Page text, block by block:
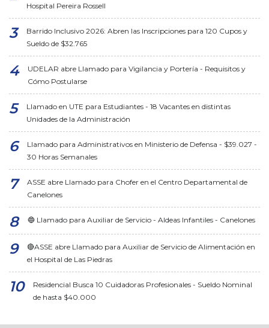
Hospital Pereira Rossell
Barrido Inclusivo 2026: Abren las Inscripciones para 120 Cupos y
Sueldo de $32.765
UDELAR abre Llamado para Vigilancia y Portería - Requisitos y
Cómo Postularse
Llamado en UTE para Estudiantes - 18 Vacantes en distintas
Unidades de la Administración
Llamado para Administrativos en Ministerio de Defensa - $39.027 -
30 Horas Semanales
ASSE abre Llamado para Chofer en el Centro Departamental de
Canelones
🔵 Llamado para Auxiliar de Servicio - Aldeas Infantiles - Canelones
🔴ASSE abre Llamado para Auxiliar de Servicio de Alimentación en
el Hospital de Las Piedras
Residencial Busca 10 Cuidadoras Profesionales - Sueldo Nominal
de hasta $40.000